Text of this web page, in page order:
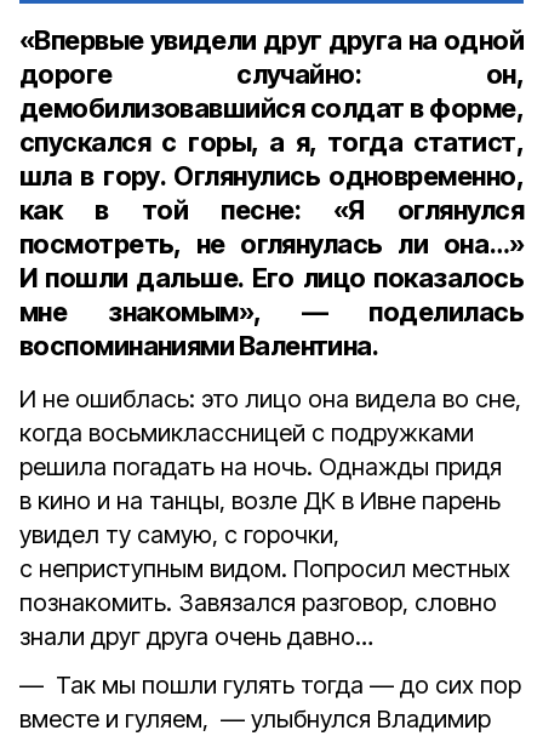
«Впервые увидели друг друга на одной
дороге случайно: он,
демобилизовавшийся солдат в форме,
спускался с горы, а я, тогда статист,
шла в гору. Оглянулись одновременно,
как в той песне: «Я оглянулся
посмотреть, не оглянулась ли она…»
И пошли дальше. Его лицо показалось
мне знакомым», — поделилась
воспоминаниями Валентина.
И не ошиблась: это лицо она видела во сне,
когда восьмиклассницей с подружками
решила погадать на ночь. Однажды придя
в кино и на танцы, возле ДК в Ивне парень
увидел ту самую, с горочки,
с неприступным видом. Попросил местных
познакомить. Завязался разговор, словно
знали друг друга очень давно…
— Так мы пошли гулять тогда — до сих пор
вместе и гуляем, — улыбнулся Владимир